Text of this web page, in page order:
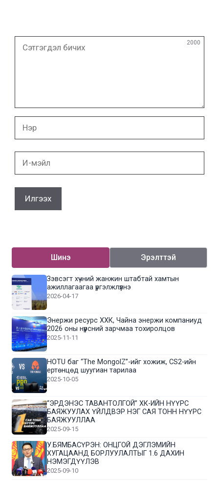
бичих
2000
Шинэ Эрэлттэй
Зэвсэгт хүчний жанжин штабтай хамтын
ажиллагаагаа үргэлжлүүлнэ
2026-04-17
Энержи ресурс ХХК, Чайна энержи компаниуд
2026 оны нүүрсний зарчмаа тохиролцов
2025-11-11
HOTU баг “The MongolZ”-ийг хожиж, CS2-ийн
ертөнцөд шуугиан тарилаа
2025-10-05
“ЭРДЭНЭС ТАВАНТОЛГОЙ” ХК-ИЙН НҮҮРС
БАЯЖУУЛАХ ҮЙЛДВЭР НЭГ САЯ ТОНН НҮҮРС
БАЯЖУУЛЛАА
2025-09-15
У.БЯМБАСҮРЭН: ОНЦГОЙ ДЭГЛЭМИЙН
ХУГАЦААНД БОРЛУУЛАЛТЫГ 1.6 ДАХИН
НЭМЭГДҮҮЛЭВ
2025-09-10